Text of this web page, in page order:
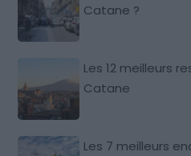
Catane ?
Les 12 meilleurs
Catane
Les 7 meilleurs